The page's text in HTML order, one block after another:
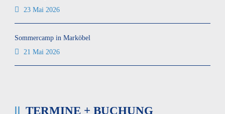
23 Mai 2026
Sommercamp in Marköbel
21 Mai 2026
TERMINE + BUCHUNG